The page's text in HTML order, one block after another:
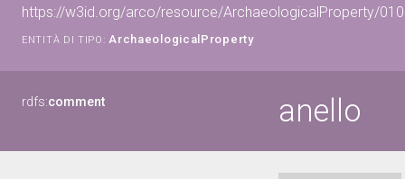
https://w3id.org/arco/resource/ArchaeologicalProperty/
ENTITÀ DI TIPO: ArchaeologicalProperty
rdfs:comment anello